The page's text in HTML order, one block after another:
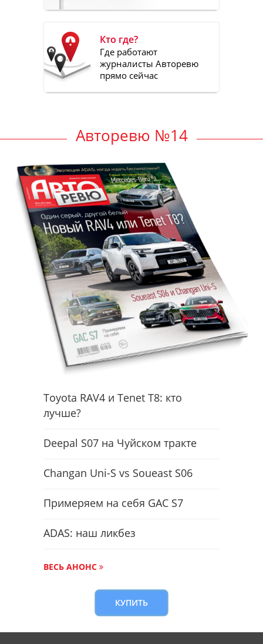
Кто где?
Где работают
журналисты Авторевю
прямо сейчас
Авторевю №14
Toyota RAV4 и Tenet T8: кто
лучше?
Deepal S07 на Чуйском тракте
Changan Uni-S vs Soueast S06
Примеряем на себя GAC S7
ADAS: наш ликбез
ВЕСЬ АНОНС
КУПИТЬ